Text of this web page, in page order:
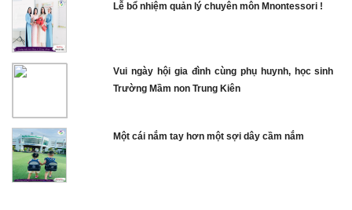
Lễ bổ nhiệm quản lý chuyên môn Mnontessori !
Vui ngày hội gia đình cùng phụ huynh, học sinh
Trường Mầm non Trung Kiên
Một cái nắm tay hơn một sợi dây cầm nắm